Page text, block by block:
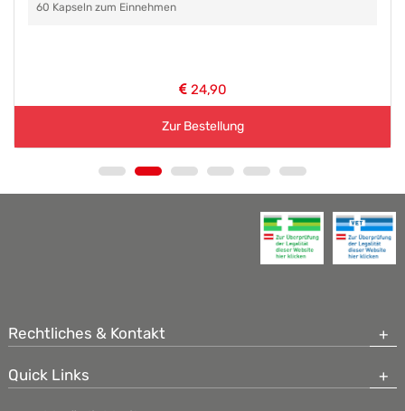
60 Kapseln zum Einnehmen
24,90
Zur Bestellung
Rechtliches & Kontakt
Quick Links